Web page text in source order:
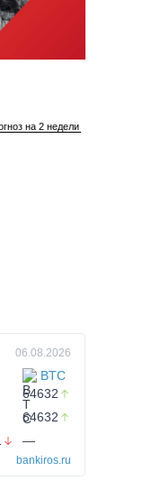
06.08.2026
BTC
64632
64632
—
bankiros.ru